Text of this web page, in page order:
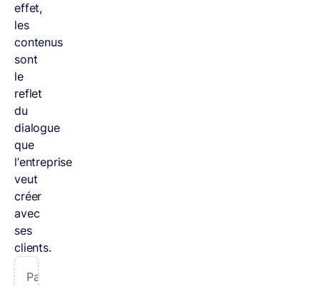
effet,
les
contenus
sont
le
reflet
du
dialogue
que
l’entreprise
veut
créer
avec
ses
clients.
Par